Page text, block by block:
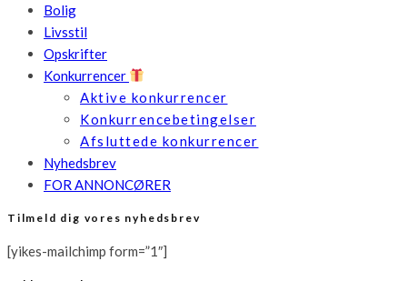
Bolig
Livsstil
Opskrifter
Konkurrencer
Aktive konkurrencer
Konkurrencebetingelser
Afsluttede konkurrencer
Nyhedsbrev
FOR ANNONCØRER
Tilmeld dig vores nyhedsbrev
[yikes-mailchimp form=”1″]